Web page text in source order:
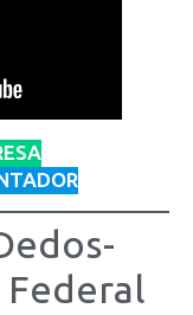
Federal